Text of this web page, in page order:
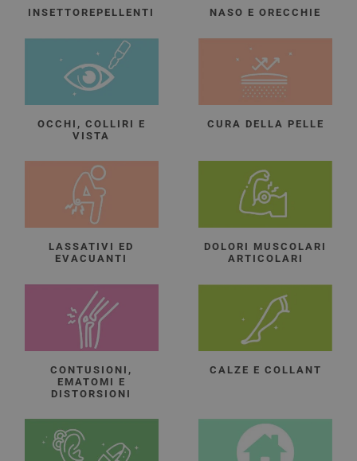
INSETTOREPELLENTI NASO E ORECCHIE
OCCHI, COLLIRI E
VISTA
CURA DELLA PELLE
LASSATIVI ED
EVACUANTI
DOLORI MUSCOLARI
ARTICOLARI
CONTUSIONI,
EMATOMI E
DISTORSIONI
CALZE E COLLANT